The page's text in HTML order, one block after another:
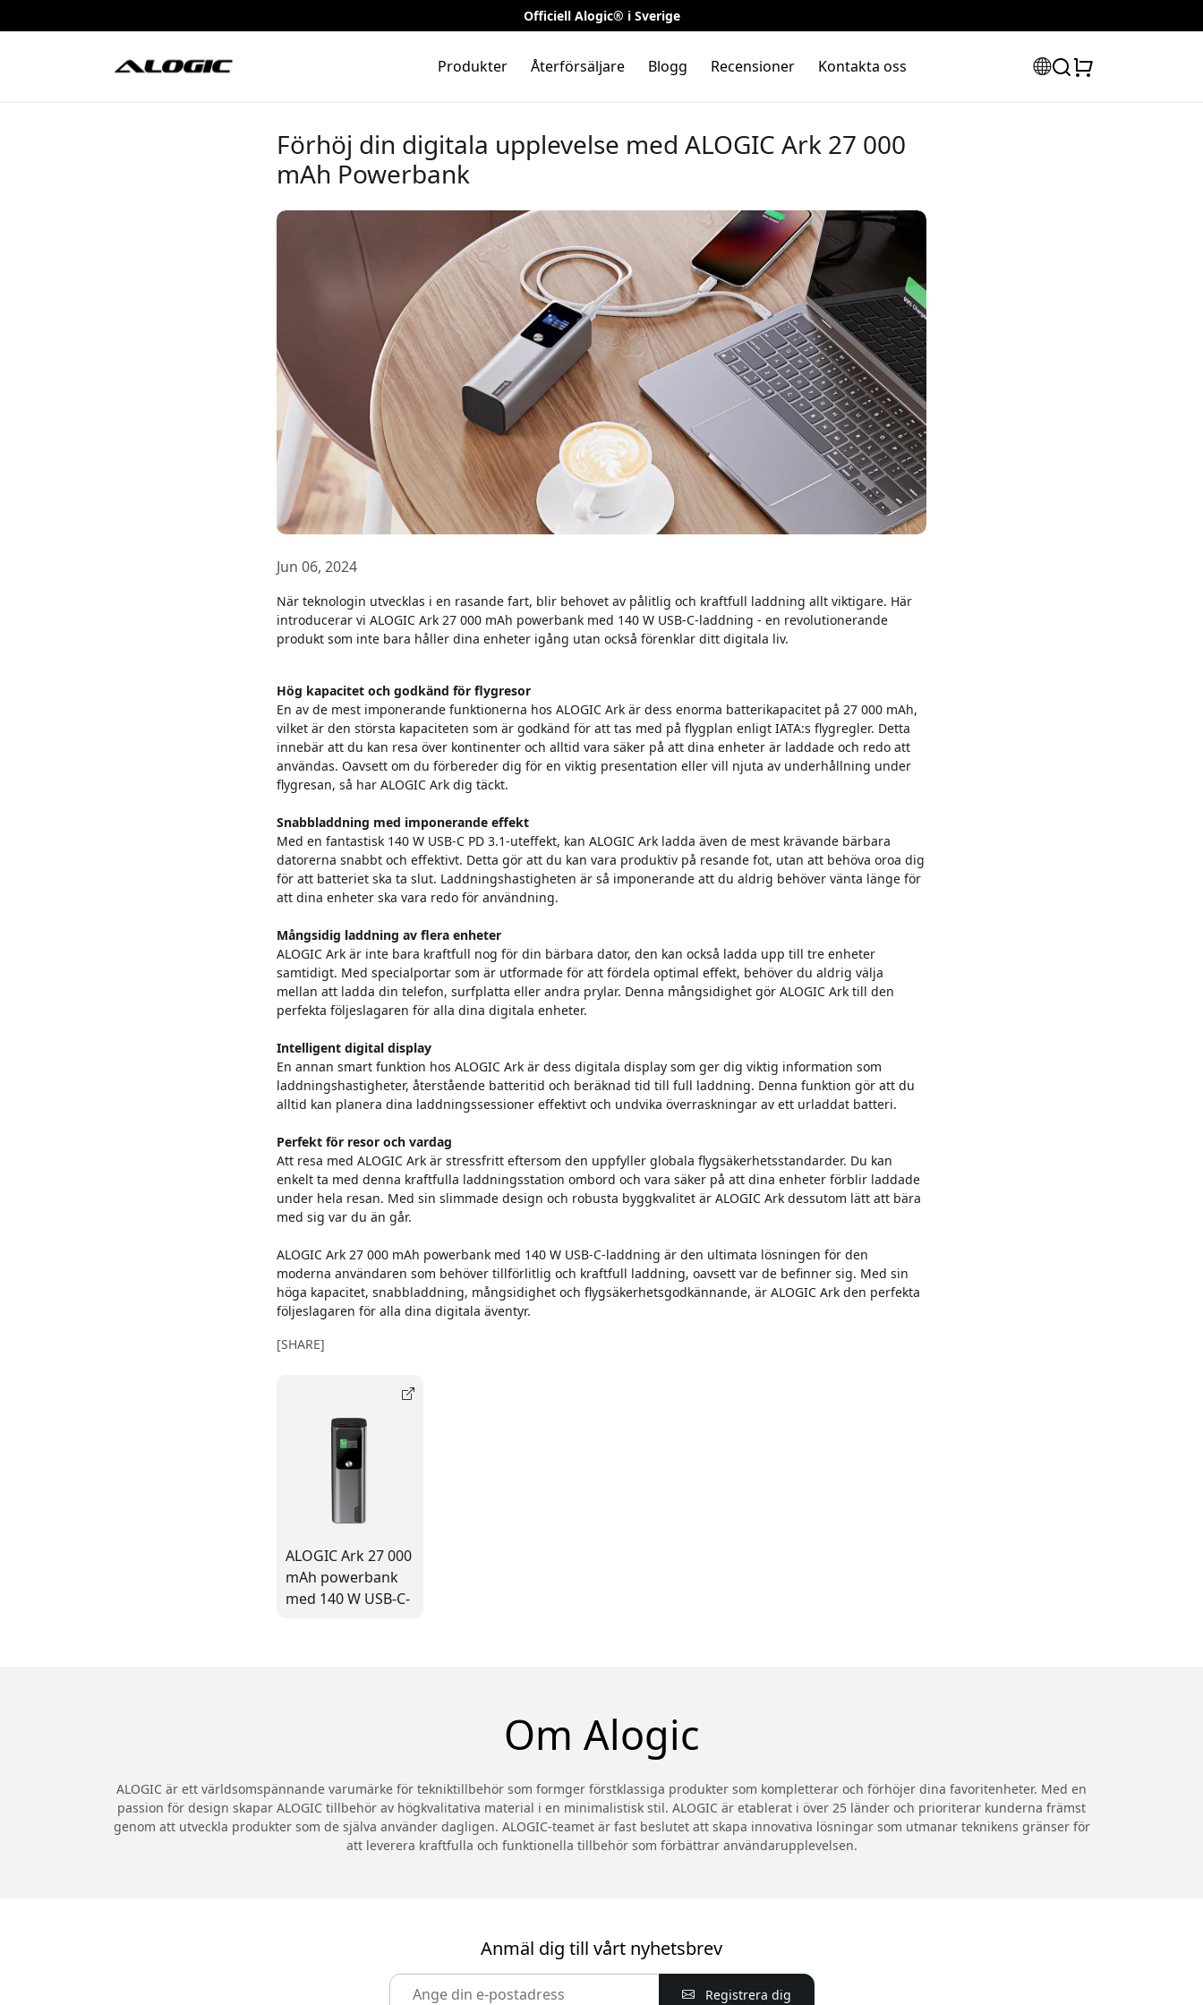
Officiell Alogic® i Sverige
Produkter Återförsäljare Blogg Recensioner Kontakta oss
Förhöj din digitala upplevelse med ALOGIC Ark 27 000
mAh Powerbank
Jun 06, 2024
När teknologin utvecklas i en rasande fart, blir behovet av pålitlig och kraftfull laddning allt viktigare. Här
introducerar vi ALOGIC Ark 27 000 mAh powerbank med 140 W USB-C-laddning - en revolutionerande
produkt som inte bara håller dina enheter igång utan också förenklar ditt digitala liv.
Hög kapacitet och godkänd för flygresor
En av de mest imponerande funktionerna hos ALOGIC Ark är dess enorma batterikapacitet på 27 000 mAh,
vilket är den största kapaciteten som är godkänd för att tas med på flygplan enligt IATA:s flygregler. Detta
innebär att du kan resa över kontinenter och alltid vara säker på att dina enheter är laddade och redo att
användas. Oavsett om du förbereder dig för en viktig presentation eller vill njuta av underhållning under
flygresan, så har ALOGIC Ark dig täckt.
Snabbladdning med imponerande effekt
Med en fantastisk 140 W USB-C PD 3.1-uteffekt, kan ALOGIC Ark ladda även de mest krävande bärbara
datorerna snabbt och effektivt. Detta gör att du kan vara produktiv på resande fot, utan att behöva oroa dig
för att batteriet ska ta slut. Laddningshastigheten är så imponerande att du aldrig behöver vänta länge för
att dina enheter ska vara redo för användning.
Mångsidig laddning av flera enheter
ALOGIC Ark är inte bara kraftfull nog för din bärbara dator, den kan också ladda upp till tre enheter
samtidigt. Med specialportar som är utformade för att fördela optimal effekt, behöver du aldrig välja
mellan att ladda din telefon, surfplatta eller andra prylar. Denna mångsidighet gör ALOGIC Ark till den
perfekta följeslagaren för alla dina digitala enheter.
Intelligent digital display
En annan smart funktion hos ALOGIC Ark är dess digitala display som ger dig viktig information som
laddningshastigheter, återstående batteritid och beräknad tid till full laddning. Denna funktion gör att du
alltid kan planera dina laddningssessioner effektivt och undvika överraskningar av ett urladdat batteri.
Perfekt för resor och vardag
Att resa med ALOGIC Ark är stressfritt eftersom den uppfyller globala flygsäkerhetsstandarder. Du kan
enkelt ta med denna kraftfulla laddningsstation ombord och vara säker på att dina enheter förblir laddade
under hela resan. Med sin slimmade design och robusta byggkvalitet är ALOGIC Ark dessutom lätt att bära
med sig var du än går.
ALOGIC Ark 27 000 mAh powerbank med 140 W USB-C-laddning är den ultimata lösningen för den
moderna användaren som behöver tillförlitlig och kraftfull laddning, oavsett var de befinner sig. Med sin
höga kapacitet, snabbladdning, mångsidighet och flygsäkerhetsgodkännande, är ALOGIC Ark den perfekta
följeslagaren för alla dina digitala äventyr.
[SHARE]
ALOGIC Ark 27 000
mAh powerbank
med 140 W USB-C-
Om Alogic
ALOGIC är ett världsomspännande varumärke för tekniktillbehör som formger förstklassiga produkter som kompletterar och förhöjer dina favoritenheter. Med en
passion för design skapar ALOGIC tillbehör av högkvalitativa material i en minimalistisk stil. ALOGIC är etablerat i över 25 länder och prioriterar kunderna främst
genom att utveckla produkter som de själva använder dagligen. ALOGIC-teamet är fast beslutet att skapa innovativa lösningar som utmanar teknikens gränser för
att leverera kraftfulla och funktionella tillbehör som förbättrar användarupplevelsen.
Anmäl dig till vårt nyhetsbrev
Registrera dig